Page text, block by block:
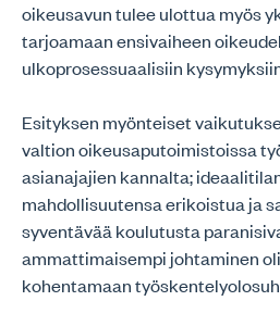
oikeusavun tulee ulottua myös
tarjoamaan ensivaiheen
ulkoprosessuaalisiin
Esityksen myönteiset
valtion oikeusaputoimistoissa
asianajajien kannalta;
mahdollisuutensa erikoistua ja
syventävää koulutusta
ammattimaisempi johtaminen
kohentamaan